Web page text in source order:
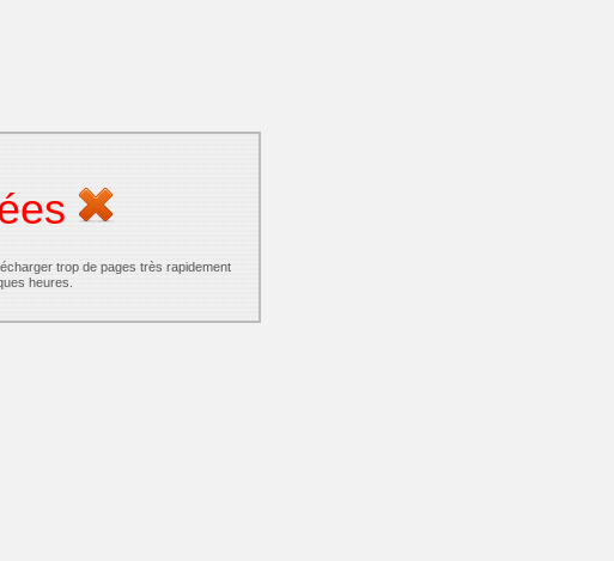
trop de pages très rapidement
heures.